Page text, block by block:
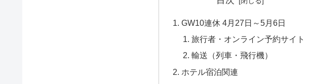
GW10連休 4月27日～5月6日
旅行者・オンライン予約サイト
輸送（列車・飛行機）
ホテル宿泊関連